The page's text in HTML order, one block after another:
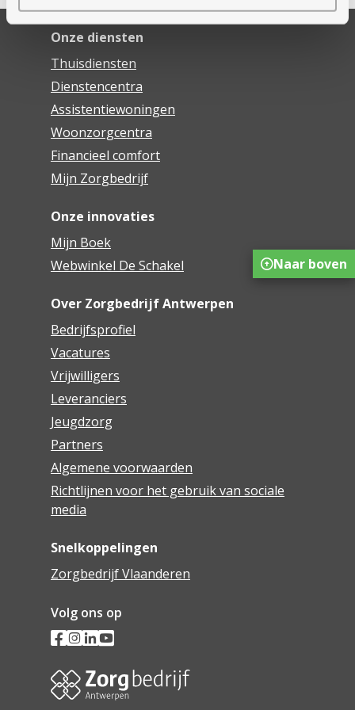
Onze diensten
Thuisdiensten
Dienstencentra
Assistentiewoningen
Woonzorgcentra
Financieel comfort
Mijn Zorgbedrijf
Onze innovaties
Mijn Boek
Webwinkel De Schakel
Over Zorgbedrijf Antwerpen
Bedrijfsprofiel
Vacatures
Vrijwilligers
Leveranciers
Jeugdzorg
Partners
Algemene voorwaarden
Richtlijnen voor het gebruik van sociale
media
Snelkoppelingen
Zorgbedrijf Vlaanderen
Volg ons op
Naar boven